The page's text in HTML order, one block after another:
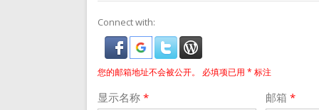
Connect with:
您的邮箱地址不会被公开。 必填项已用 * 标注
显示名称 * 邮箱 *